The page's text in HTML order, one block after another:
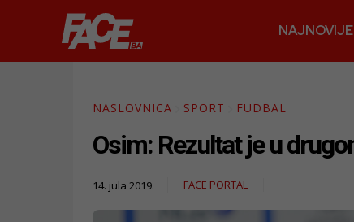
NAJNOVIJE
NASLOVNICA SPORT FUDBAL
Osim: Rezultat je u
14. jula 2019. FACE PORTAL